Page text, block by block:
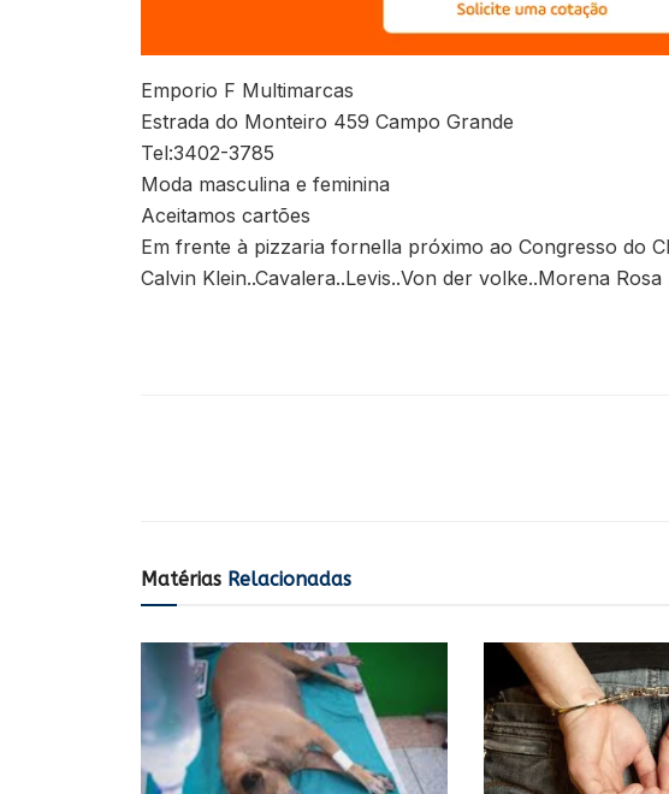
Emporio F Multimarcas
Estrada do Monteiro 459 Campo Grande
Tel:3402-3785
Moda masculina e feminina
Aceitamos cartões
Em frente à pizzaria fornella próximo ao Congresso do
Calvin Klein..Cavalera..Levis..Von der volke..Morena
Matérias Relacionadas